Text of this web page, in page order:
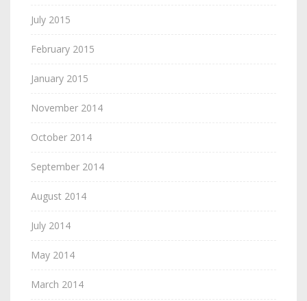
July 2015
February 2015
January 2015
November 2014
October 2014
September 2014
August 2014
July 2014
May 2014
March 2014